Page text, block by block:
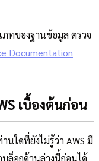
ภทของฐานข้อมูล ตรวจ
Documentation
เบื้องต้นก่อน
นใดที่ยังไม่รู้ว่า AWS มี